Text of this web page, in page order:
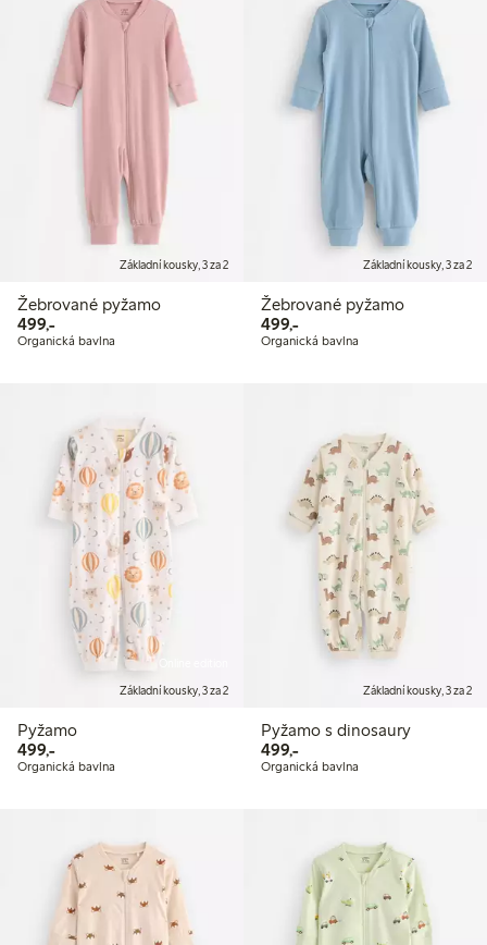
Základní kousky, 3 za 2
Žebrované pyžamo
499,-499,00 Kč
Organická bavlna
Základní kousky, 3 za 2
Žebrované pyžamo
499,-499,00 Kč
Organická bavlna
Základní kousky, 3 za 2
Pyžamo
499,-499,00 Kč
Organická bavlna
Základní kousky, 3 za 2
Pyžamo s dinosaury
499,-499,00 Kč
Organická bavlna